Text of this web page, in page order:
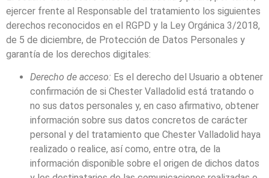
ejercer frente al Responsable del tratamiento los siguientes
derechos reconocidos en el RGPD y la Ley Orgánica 3/2018,
de 5 de diciembre, de Protección de Datos Personales y
garantía de los derechos digitales:
Derecho de acceso: Es el derecho del Usuario a obtener
confirmación de si Chester Valladolid está tratando o
no sus datos personales y, en caso afirmativo, obtener
información sobre sus datos concretos de carácter
personal y del tratamiento que Chester Valladolid haya
realizado o realice, así como, entre otra, de la
información disponible sobre el origen de dichos datos